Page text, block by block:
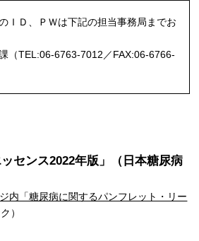
ＩＤ、ＰＷは下記の担当事務局までお
（TEL:06-6763-7012／FAX:06-6766-
センス2022年版」（日本糖尿病
内「糖尿病に関するパンフレット・リー
）